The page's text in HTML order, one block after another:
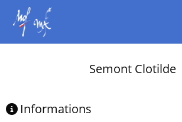
Semont Clotilde
Informations